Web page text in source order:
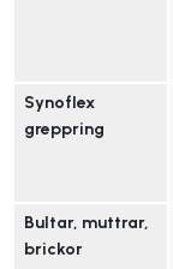
Synoflex
greppring
Bultar, muttrar,
brickor